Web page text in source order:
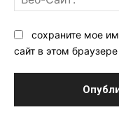
сохраните мое
сайт в этом